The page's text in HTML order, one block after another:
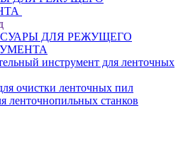
ДЛЯ РЕЖУЩЕГО
инструмент для ленточных
очистки ленточных пил
ленточнопильных станков